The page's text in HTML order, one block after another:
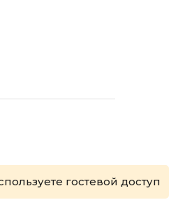
гостевой доступ